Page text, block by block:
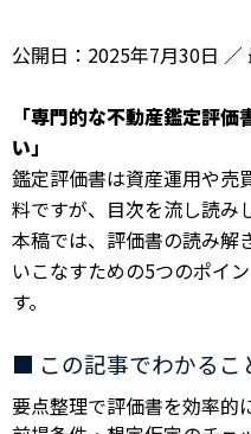
公開日：2025年7月30日 ／
「専門的な不動産鑑定評
い」
鑑定評価書は資産運用や売
料ですが、目次を流し読み
本稿では、評価書の読み解
いこなすための5つのポイ
す。
■ この記事でわかるこ
要点整理で評価書を効率的